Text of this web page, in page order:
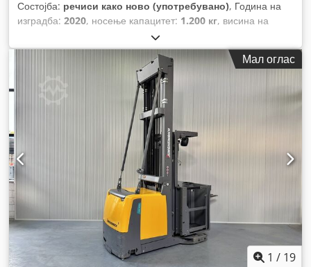
Состојба: речиси како ново (употребувано), Година на
изградба: 2020, носење капацитет: 1.200 кг, висина на
, градежна височина:
работни часови:4.883 h, тип на гориво:електричен, тип на
Мал оглас
1 / 19